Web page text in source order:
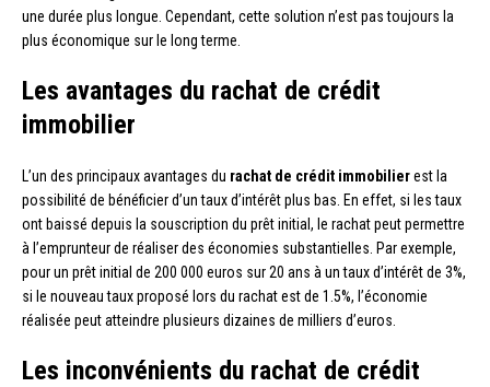
une durée plus longue. Cependant, cette solution n’est pas toujours la
plus économique sur le long terme.
Les avantages du rachat de crédit
immobilier
L’un des principaux avantages du rachat de crédit immobilierest la
possibilité de bénéficier d’un taux d’intérêt plus bas. En effet, si les taux
ont baissé depuis la souscription du prêt initial, le rachat peut permettre
à l’emprunteur de réaliser des économies substantielles. Par exemple,
pour un prêt initial de 200 000 euros sur 20 ans à un taux d’intérêt de 3%,
si le nouveau taux proposé lors du rachat est de 1.5%, l’économie
réalisée peut atteindre plusieurs dizaines de milliers d’euros.
Les inconvénients du rachat de crédit